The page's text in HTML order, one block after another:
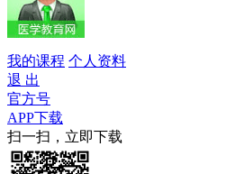
我的课程 个人资料
退 出
官方号
APP下载
扫一扫，立即下载